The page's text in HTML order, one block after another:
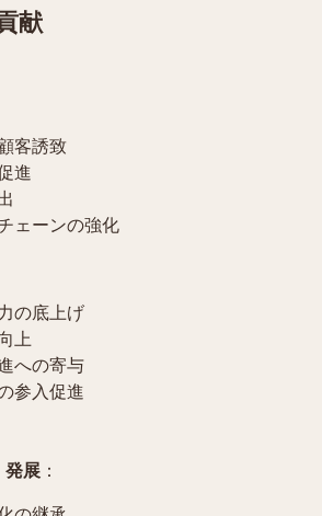
献
客誘致
進
ェーンの強化
の底上げ
上
への寄与
参入促進
発展 ：